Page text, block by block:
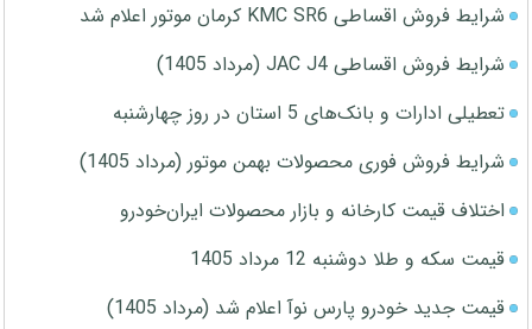
شرایط فروش اقساطی KMC SR6 کرمان موتور اعلام شد
شرایط فروش اقساطی JAC J4 (مرداد 1405)
تعطیلی ادارات و بانک‌های 5 استان در روز چهارشنبه
شرایط فروش فوری محصولات بهمن موتور (مرداد 1405)
اختلاف قیمت کارخانه و بازار محصولات ایران‌خودرو
قیمت سکه و طلا دوشنبه 12 مرداد 1405
قیمت جدید خودرو پارس نوآ اعلام شد (مرداد 1405)